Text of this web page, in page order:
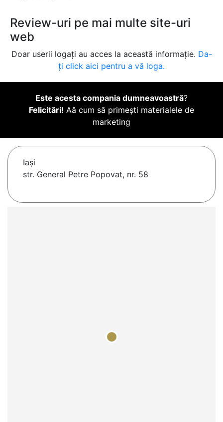
Review-uri pe mai multe site-uri
web
Doar userii logați au acces la această informație. Da-
ți click aici pentru a vă loga.
Este acesta compania dumneavoastră?
Felicitări! Aă cum să primești materialele de
marketing
Iaşi
str. General Petre Popovat, nr. 58